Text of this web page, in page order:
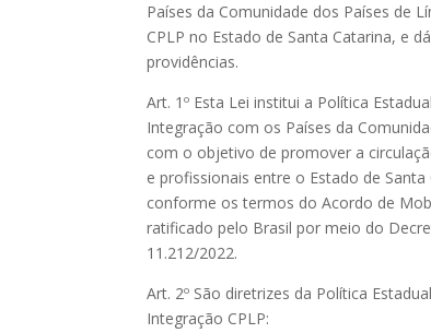
Países da Comunidade dos Países de
CPLP no Estado de Santa Catarina, e
providências.
Art. 1º Esta Lei institui a Política
Integração com os Países da
com o objetivo de promover a
e profissionais entre o Estado de
conforme os termos do Acordo de
ratificado pelo Brasil por meio do
11.212/2022.
Art. 2º São diretrizes da Política
Integração CPLP: